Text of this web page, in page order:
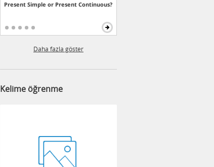
Present Simple or Present Continuous?
Daha fazla göster
Kelime öğrenme